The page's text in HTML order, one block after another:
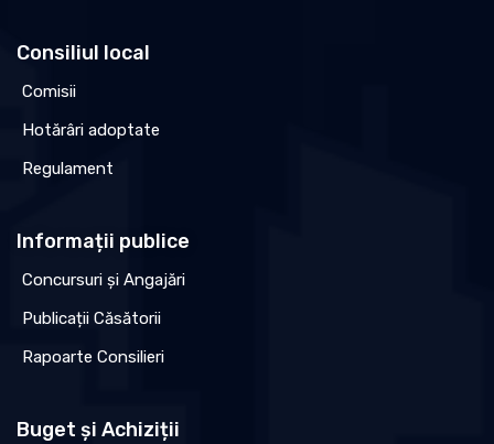
Consiliul local
Comisii
Hotărâri adoptate
Regulament
Informații publice
Concursuri și Angajări
Publicații Căsătorii
Rapoarte Consilieri
Buget și Achiziții